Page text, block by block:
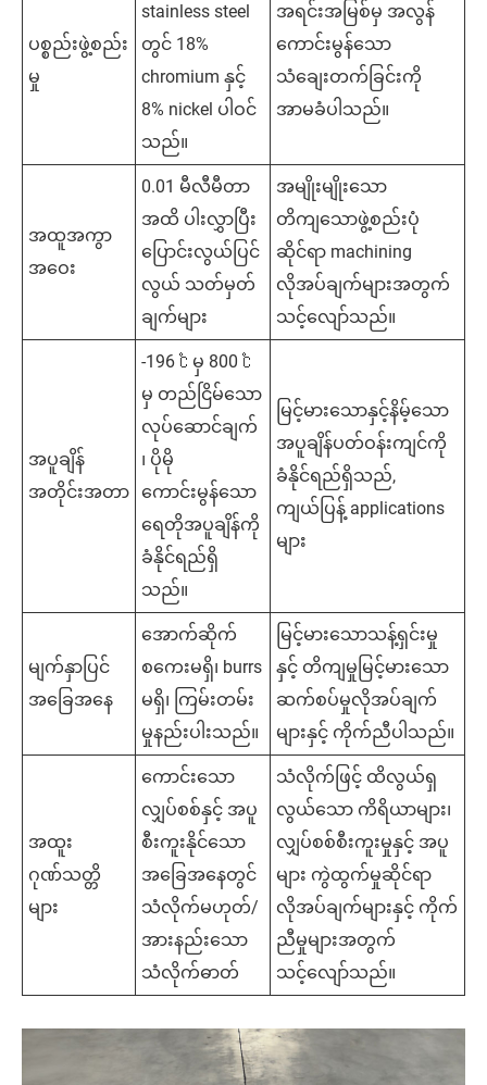
ပစ္စည်းဖွဲ့စည်း
မှု
stainless steel
တွင် 18%
chromium နှင့်
8% nickel ပါဝင်
သည်။
အရင်းအမြစ်မှ အလွန်
ကောင်းမွန်သော
သံချေးတက်ခြင်းကို
အာမခံပါသည်။
အထူအကွာ
အဝေး
0.01 မီလီမီတာ
အထိ ပါးလွှာပြီး
ပြောင်းလွယ်ပြင်
လွယ် သတ်မှတ်
ချက်များ
အမျိုးမျိုးသော
တိကျသောဖွဲ့စည်းပုံ
ဆိုင်ရာ machining
လိုအပ်ချက်များအတွက်
သင့်လျော်သည်။
အပူချိန်
အတိုင်းအတာ
-196 ℃ မှ 800 ℃
မှ တည်ငြိမ်သော
လုပ်ဆောင်ချက်
၊ ပိုမို
ကောင်းမွန်သော
ရေတိုအပူချိန်ကို
ခံနိုင်ရည်ရှိ
သည်။
မြင့်မားသောနှင့်နိမ့်သော
အပူချိန်ပတ်ဝန်းကျင်ကို
ခံနိုင်ရည်ရှိသည်,
ကျယ်ပြန့် applications
များ
မျက်နှာပြင်
အခြေအနေ
အောက်ဆိုက်
စကေးမရှိ၊ burrs
မရှိ၊ ကြမ်းတမ်း
မှုနည်းပါးသည်။
မြင့်မားသောသန့်ရှင်းမှု
နှင့် တိကျမှုမြင့်မားသော
ဆက်စပ်မှုလိုအပ်ချက်
များနှင့် ကိုက်ညီပါသည်။
အထူး
ဂုဏ်သတ္တိ
များ
ကောင်းသော
လျှပ်စစ်နှင့် အပူ
စီးကူးနိုင်သော
အခြေအနေတွင်
သံလိုက်မဟုတ်/
အားနည်းသော
သံလိုက်ဓာတ်
သံလိုက်ဖြင့် ထိလွယ်ရှ
လွယ်သော ကိရိယာများ၊
လျှပ်စစ်စီးကူးမှုနှင့် အပူ
များ ကွဲထွက်မှုဆိုင်ရာ
လိုအပ်ချက်များနှင့် ကိုက်
ညီမှုများအတွက်
သင့်လျော်သည်။